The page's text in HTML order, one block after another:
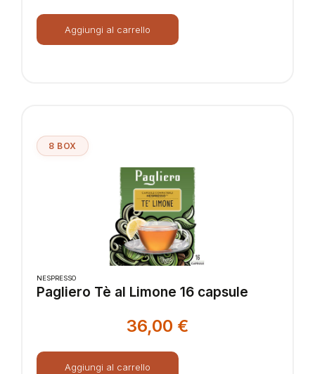
Aggiungi al carrello
8 BOX
NESPRESSO
Pagliero Tè al Limone 16 capsule
36,00 €
Aggiungi al carrello